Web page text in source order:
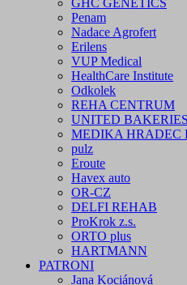
Penam
Nadace Agrofert
Erilens
VUP Medical
HealthCare Institute
Odkolek
REHA CENTRUM
UNITED BAKERIES
MEDIKA HRADEC
pulz
Eroute
Havex auto
OR-CZ
DELFI REHAB
ProKrok z.s.
ORTO plus
HARTMANN
PATRONI
Jana Kociánová